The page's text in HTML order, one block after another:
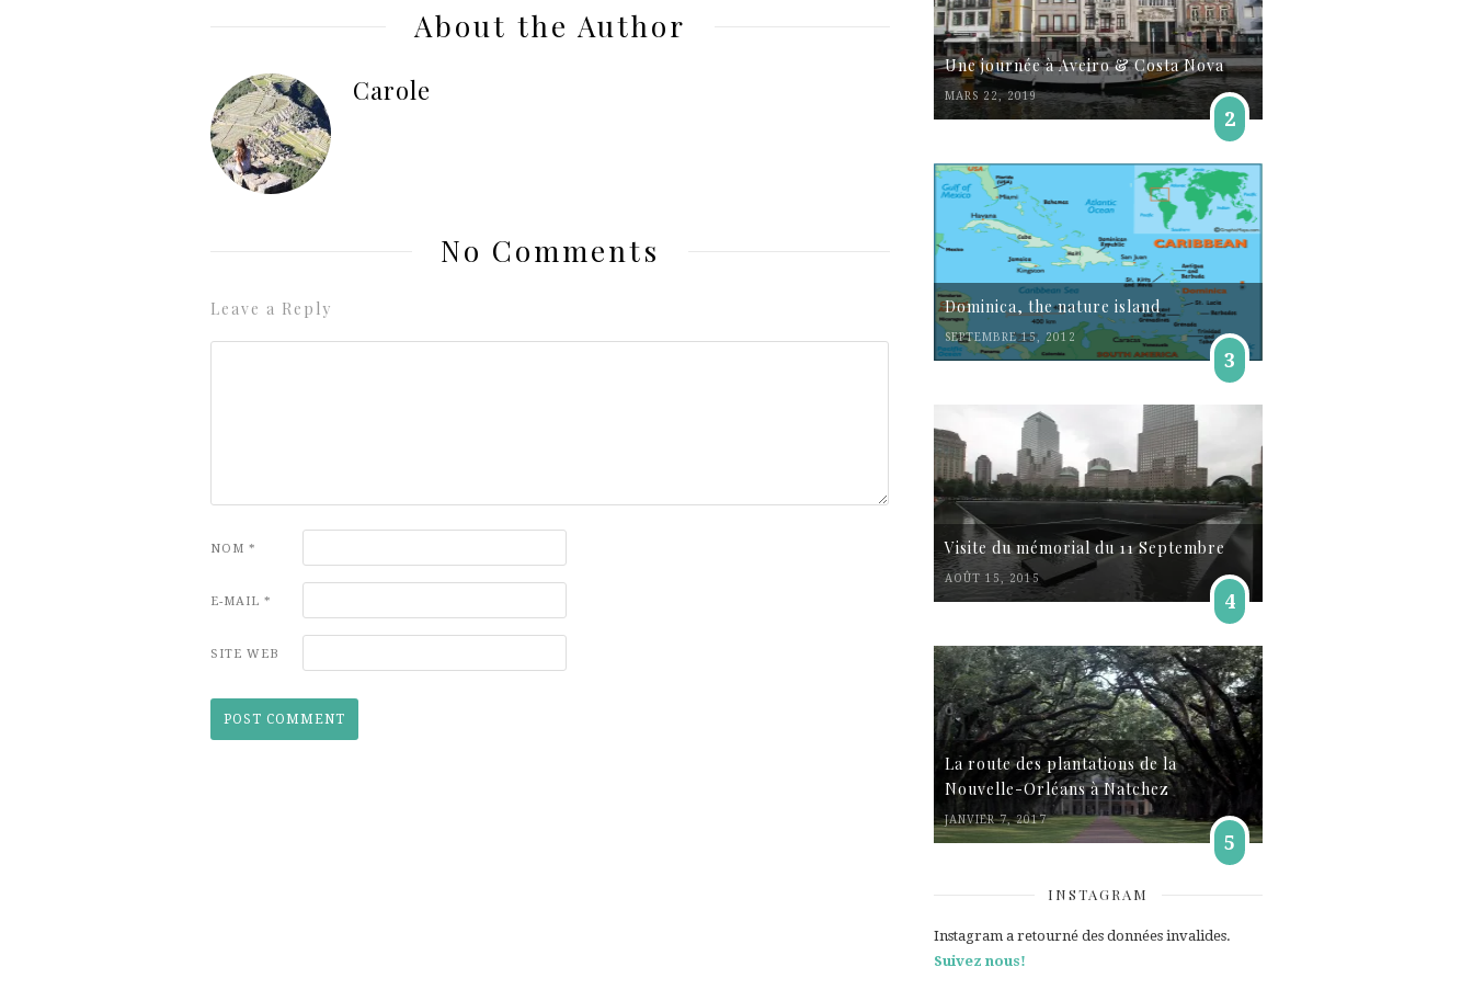
About the Author
Carole
No Comments
Leave a Reply
NOM *
E-MAIL *
SITE WEB
Une journée à Aveiro & Costa Nova
MARS 22, 2019
2
Dominica, the nature island
SEPTEMBRE 15, 2012
3
Visite du mémorial du 11 Septembre
AOÛT 15, 2015
4
La route des plantations de la
Nouvelle-Orléans à Natchez
JANVIER 7, 2017
5
INSTAGRAM
Instagram a retourné des données invalides.
Suivez nous!